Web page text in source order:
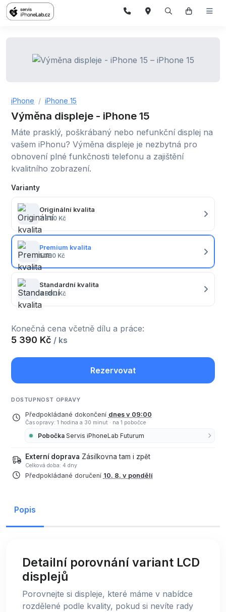
iPhone iPhone 15
Výměna displeje - iPhone 15
Máte prasklý, poškrábaný nebo nefunkční displej na
vašem iPhonu? Výměna displeje je nezbytná pro
obnovení plné funkčnosti telefonu a zajištění
kvalitního zobrazení.
Varianty
Originální kvalita
7 890 Kč
Premium kvalita
5 390 Kč
Standardní kvalita
4 890 Kč
Konečná cena včetně dílu a práce:
5 390 Kč / ks
Rezervovat
DOSTUPNOST OPRAVY
Předpokládané dokončení dnes v 09:00
Čas opravy: 1 hodina a 30 minut · na 1 pobočce
Pobočka Servis iPhoneLab Futurum
Externí doprava Zásilkovna tam i zpět
Celková doba: 4 dny
Předpokládané doručení 10. 8. v pondělí
Popis
Detailní porovnání variant LCD
displejů
Porovnejte si displeje, které máme v nabídce
rozdělené podle kvality, pokud si nevíte rady